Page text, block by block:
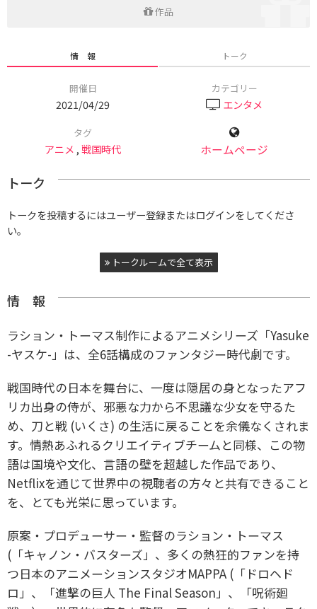
作品
情 報 トーク
開催日
2021/04/29
カテゴリー
エンタメ
タグ
アニメ ,戦国時代 ホームページ
トーク
トークを投稿するにはユーザー登録またはログインをしてくださ
い。
トークルームで全て表示
情 報
ラション・トーマス制作によるアニメシリーズ「Yasuke
-ヤスケ-」は、全6話構成のファンタジー時代劇です。
戦国時代の日本を舞台に、一度は隠居の身となったアフ
リカ出身の侍が、邪悪な力から不思議な少女を守るた
め、刀と戦 (いくさ) の生活に戻ることを余儀なくされま
す。情熱あふれるクリエイティブチームと同様、この物
語は国境や文化、言語の壁を超越した作品であり、
Netflixを通じて世界中の視聴者の方々と共有できること
を、とても光栄に思っています。
原案・プロデューサー・監督のラション・トーマス
(「キャノン・バスターズ」、多くの熱狂的ファンを持
つ日本のアニメーションスタジオMAPPA (「ドロヘド
ロ」、「進撃の巨人 The Final Season」、「呪術廻